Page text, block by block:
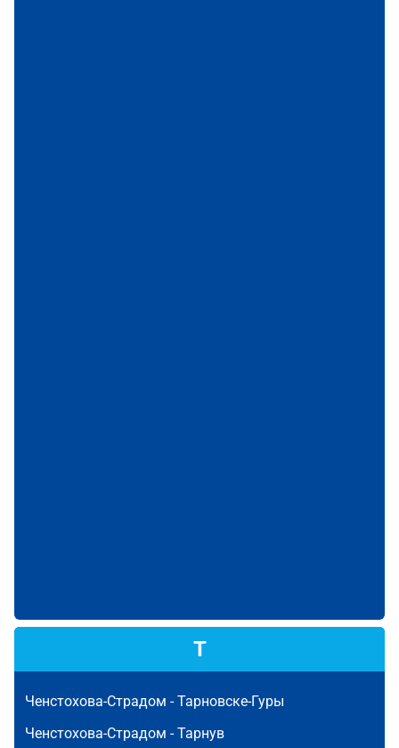
Т
Ченстохова-Страдом -Тарновске-Гуры
Ченстохова-Страдом -Тарнув